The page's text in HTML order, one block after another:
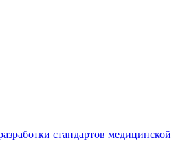
стандартов медицинской